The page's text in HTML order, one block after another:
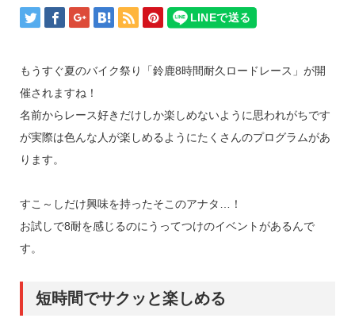
もうすぐ夏のバイク祭り「鈴鹿8時間耐久ロードレース」が開
催されますね！
名前からレース好きだけしか楽しめないように思われがちです
が実際は色んな人が楽しめるようにたくさんのプログラムがあ
ります。
すこ～しだけ興味を持ったそこのアナタ…！
お試しで8耐を感じるのにうってつけのイベントがあるんで
す。
短時間でサクッと楽しめる